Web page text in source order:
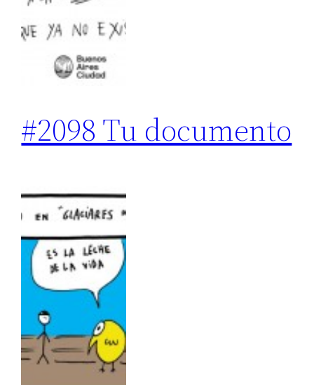
#2098 Tu documento